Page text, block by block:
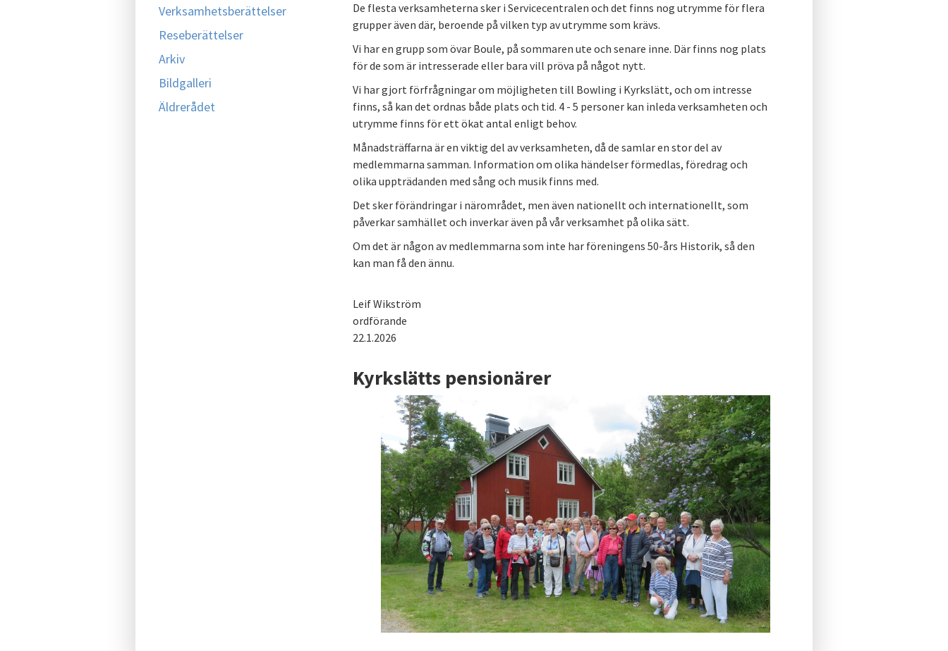
Verksamhetsberättelser
Reseberättelser
Arkiv
Bildgalleri
Äldrerådet
De flesta verksamheterna sker i Servicecentralen och det finns nog utrymme för flera
grupper även där, beroende på vilken typ av utrymme som krävs.
Vi har en grupp som övar Boule, på sommaren ute och senare inne. Där finns nog plats
för de som är intresserade eller bara vill pröva på något nytt.
Vi har gjort förfrågningar om möjligheten till Bowling i Kyrkslätt, och om intresse
finns, så kan det ordnas både plats och tid. 4 - 5 personer kan inleda verksamheten och
utrymme finns för ett ökat antal enligt behov.
Månadsträffarna är en viktig del av verksamheten, då de samlar en stor del av
medlemmarna samman. Information om olika händelser förmedlas, föredrag och
olika uppträdanden med sång och musik finns med.
Det sker förändringar i närområdet, men även nationellt och internationellt, som
påverkar samhället och inverkar även på vår verksamhet på olika sätt.
Om det är någon av medlemmarna som inte har föreningens 50-års Historik, så den
kan man få den ännu.
Leif Wikström
ordförande
22.1.2026
Kyrkslätts pensionärer